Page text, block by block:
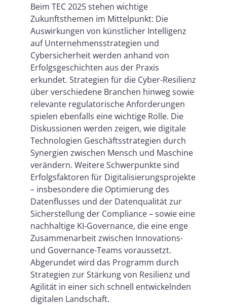
Beim TEC 2025 stehen wichtige
Zukunftsthemen im Mittelpunkt: Die
Auswirkungen von künstlicher Intelligenz
auf Unternehmensstrategien und
Cybersicherheit werden anhand von
Erfolgsgeschichten aus der Praxis
erkundet. Strategien für die Cyber-Resilienz
über verschiedene Branchen hinweg sowie
relevante regulatorische Anforderungen
spielen ebenfalls eine wichtige Rolle. Die
Diskussionen werden zeigen, wie digitale
Technologien Geschäftsstrategien durch
Synergien zwischen Mensch und Maschine
verändern. Weitere Schwerpunkte sind
Erfolgsfaktoren für Digitalisierungsprojekte
– insbesondere die Optimierung des
Datenflusses und der Datenqualität zur
Sicherstellung der Compliance – sowie eine
nachhaltige KI-Governance, die eine enge
Zusammenarbeit zwischen Innovations-
und Governance-Teams voraussetzt.
Abgerundet wird das Programm durch
Strategien zur Stärkung von Resilienz und
Agilität in einer sich schnell entwickelnden
digitalen Landschaft.